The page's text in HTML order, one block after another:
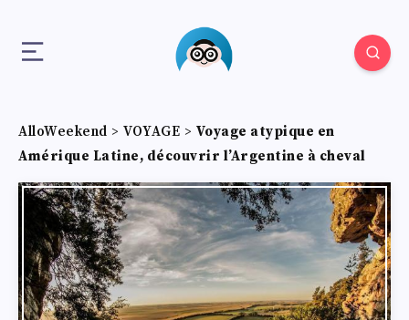
AlloWeekend > VOYAGE > Voyage atypique en
Amérique Latine, découvrir l’Argentine à cheval